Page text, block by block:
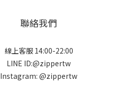
聯絡我們
線上客服 14:00-22:00
LINE ID:@zippertw
Instagram: @zippertw